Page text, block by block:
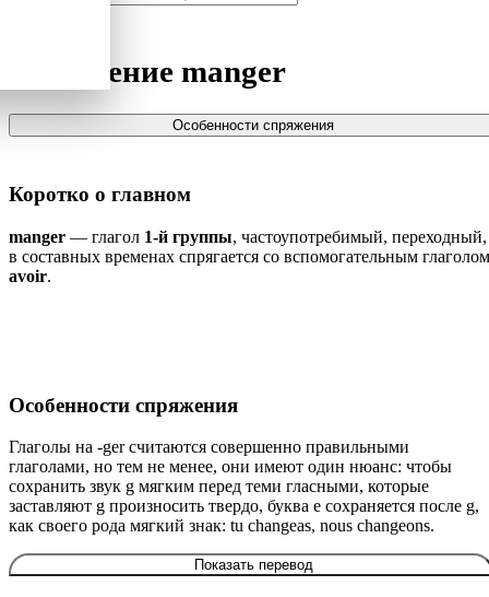
Спряжение manger
Особенности спряжения
Коротко о главном
manger — глагол 1-й группы, частоупотребимый, переходный,
в составных временах спрягается со вспомогательным глаголом
avoir.
Особенности спряжения
Глаголы на -ger считаются совершенно правильными
глаголами, но тем не менее, они имеют один нюанс: чтобы
сохранить звук g мягким перед теми гласными, которые
заставляют g произносить твердо, буква e сохраняется после g,
как своего рода мягкий знак: tu changeas, nous changeons.
Показать перевод